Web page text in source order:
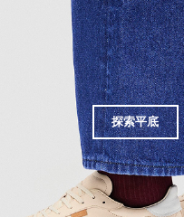
探索平底